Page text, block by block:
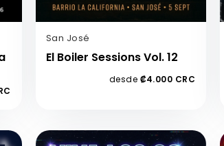
San José
El Boiler Sessions Vol. 12
desde ₡4.000 CRC